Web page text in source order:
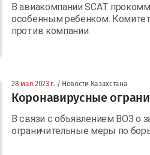
В авиакомпании SCAT
особенным ребенком.
против компании.
28 мая 2023 г. / Новости Казахстана
Коронавирусные
В связи с объявлением ВОЗ о
ограничительные меры по